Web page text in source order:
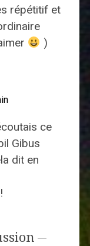
répétitif et
)
ce
Gibus
dit en